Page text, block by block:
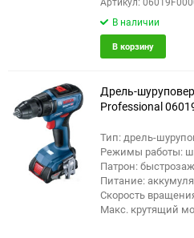
В наличии
В корзину
Дрель-
Professional
Тип: дрель-
Режимы работы:
Патрон:
Питание:
Скорость
Макс. крутящий